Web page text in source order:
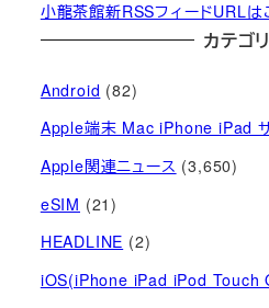
小龍茶館新RSSフィードURLは
カテゴ
Android (82)
Apple端末 Mac iPhone iPad
Apple関連ニュース (3,650)
eSIM (21)
HEADLINE (2)
iOS(iPhone iPad iPod Touch